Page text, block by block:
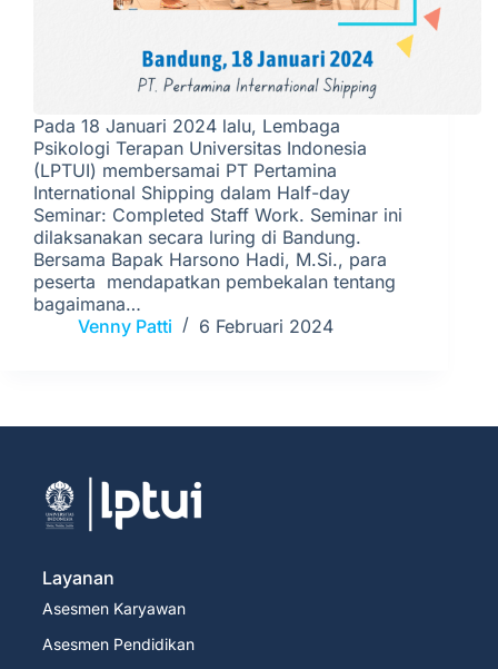
Pada 18 Januari 2024 lalu, Lembaga
Psikologi Terapan Universitas Indonesia
(LPTUI) membersamai PT Pertamina
International Shipping dalam Half-day
Seminar: Completed Staff Work. Seminar ini
dilaksanakan secara luring di Bandung.
Bersama Bapak Harsono Hadi, M.Si., para
peserta mendapatkan pembekalan tentang
bagaimana…
Venny Patti
6 Februari 2024
Layanan
Asesmen Karyawan
Asesmen Pendidikan